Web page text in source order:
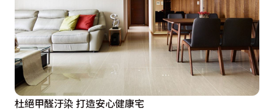
杜絕甲醛汙染 打造安心健康宅